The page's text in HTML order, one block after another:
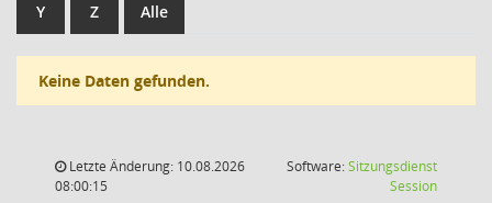
Y Z Alle
Keine Daten gefunden.
Letzte Änderung: 10.08.2026
08:00:15
Software:Sitzungsdienst
Session(Wird in